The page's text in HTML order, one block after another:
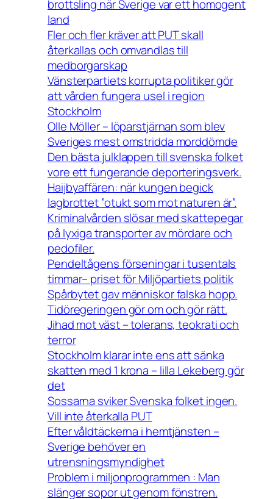
brottsling när Sverige var ett homogent
land
Fler och fler kräver att PUT skall
återkallas och omvandlas till
medborgarskap
Vänsterpartiets korrupta politiker gör
att vården fungera usel i region
Stockholm
Olle Möller – löparstjärnan som blev
Sveriges mest omstridda morddömde
Den bästa julklappen till svenska folket
vore ett fungerande deporteringsverk.
Haijbyaffären: när kungen begick
lagbrottet ”otukt som mot naturen är”.
Kriminalvården slösar med skattepegar
på lyxiga transporter av mördare och
pedofiler.
Pendeltågens förseningar i tusentals
timmar– priset för Miljöpartiets politik
Spårbytet gav människor falska hopp.
Tidöregeringen gör om och gör rätt.
Jihad mot väst – tolerans, teokrati och
terror
Stockholm klarar inte ens att sänka
skatten med 1 krona – lilla Lekeberg gör
det
Sossarna sviker Svenska folket ingen.
Vill inte återkalla PUT
Efter våldtäckerna i hemtjänsten –
Sverige behöver en
utrensningsmyndighet
Problem i miljonprogrammen : Man
slänger sopor ut genom fönstren.